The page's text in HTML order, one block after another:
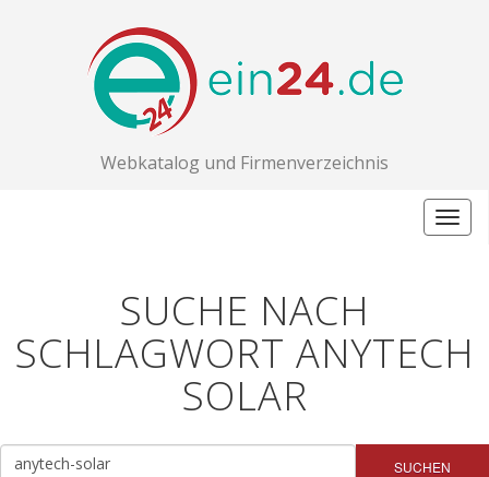
Webkatalog und Firmenverzeichnis
SUCHE NACH
SCHLAGWORT ANYTECH
SOLAR
SUCHEN